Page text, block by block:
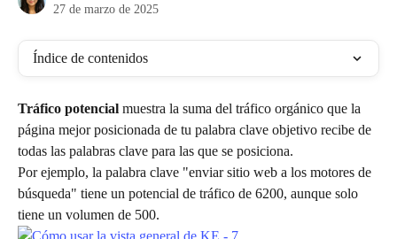
27 de marzo de 2025
Índice de contenidos
Tráfico potencial muestra la suma del tráfico orgánico que la
página mejor posicionada de tu palabra clave objetivo recibe de
todas las palabras clave para las que se posiciona.
Por ejemplo, la palabra clave "enviar sitio web a los motores de
búsqueda" tiene un potencial de tráfico de 6200, aunque solo
tiene un volumen de 500.